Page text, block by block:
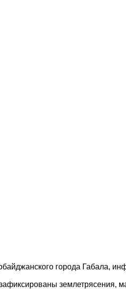
города Габала,
землетрясения,